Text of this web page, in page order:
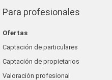
Para profesionales
Ofertas
Captación de particulares
Captación de propietarios
Valoración profesional